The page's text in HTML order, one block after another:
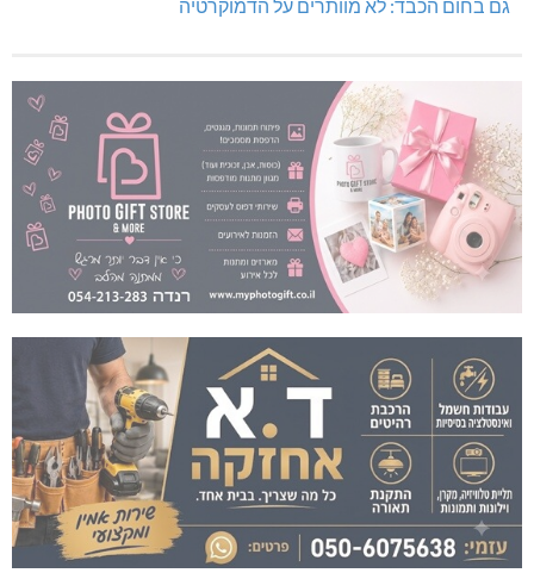
גם בחום הכבד: לא מוותרים על הדמוקרטיה